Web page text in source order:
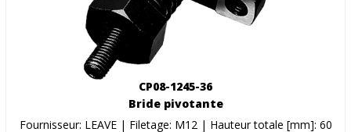
CP08-1245-36
Bride pivotante
Fournisseur: LEAVE | Filetage: M12 | Hauteur totale [mm]: 60